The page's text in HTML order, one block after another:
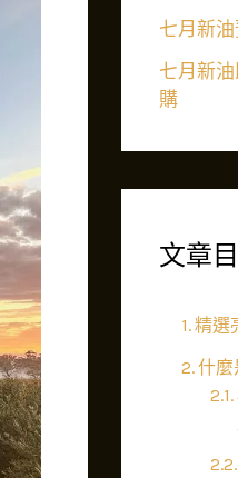
七月新
七月新
購
文章
精選
什麼